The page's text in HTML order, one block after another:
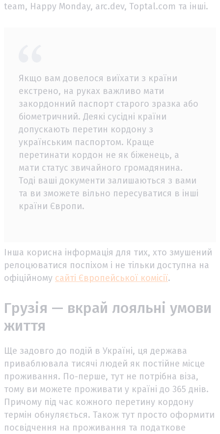
team, Happy Monday, arc.dev, Toptal.com та інші.
Якщо вам довелося виїхати з країни
екстрено, на руках важливо мати
закордонний паспорт старого зразка або
біометричний. Деякі сусідні країни
допускають перетин кордону з
українським паспортом. Краще
перетинати кордон не як біженець, а
мати статус звичайного громадянина.
Тоді ваші документи залишаються з вами
та ви зможете вільно пересуватися в інші
країни Європи.
Інша корисна інформація для тих, хто змушений
релоцюватися поспіхом і не тільки доступна на
офіційному сайті Європейської комісії.
Грузія — вкрай лояльні умови
життя
Ще задовго до подій в Україні, ця держава
приваблювала тисячі людей як постійне місце
проживання. По-перше, тут не потрібна віза,
тому ви можете проживати у країні до 365 днів.
Причому під час кожного перетину кордону
термін обнуляється. Також тут просто оформити
посвідчення на проживання та податкове